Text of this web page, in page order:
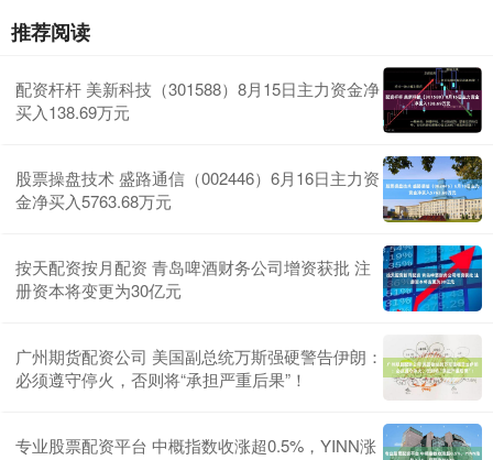
推荐阅读
配资杆杆 美新科技（301588）8月15日主力资金净
买入138.69万元
股票操盘技术 盛路通信（002446）6月16日主力资
金净买入5763.68万元
按天配资按月配资 青岛啤酒财务公司增资获批 注
册资本将变更为30亿元
广州期货配资公司 美国副总统万斯强硬警告伊朗：
必须遵守停火，否则将“承担严重后果”！
专业股票配资平台 中概指数收涨超0.5%，YINN涨